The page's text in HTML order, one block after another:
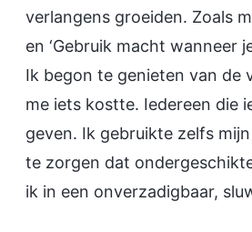
verlangens groeiden. Zoals
en ‘Gebruik macht wanneer
Ik begon te genieten van de
me iets kostte. Iedereen die
geven. Ik gebruikte zelfs
te zorgen dat
ik in een onverzadigbaar,